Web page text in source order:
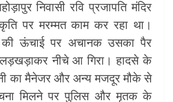
निवासी रवि प्रजापति मंदिर
पर मरम्मत काम कर रहा था।
ऊंचाई पर अचानक उसका पैर
नीचे आ गिरा। हादसे के
का मैनेजर और अन्य मजदूर मौके से
मिलने पर पुलिस और मृतक के